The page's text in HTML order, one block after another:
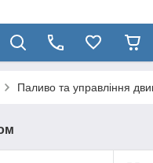
Паливо та управління